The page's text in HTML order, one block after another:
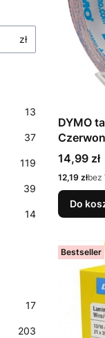
zł
13
37
119
39
14
17
203
DYMO
Cena
14,99 zł
Cena
12,19 złbez
Do
Bestseller